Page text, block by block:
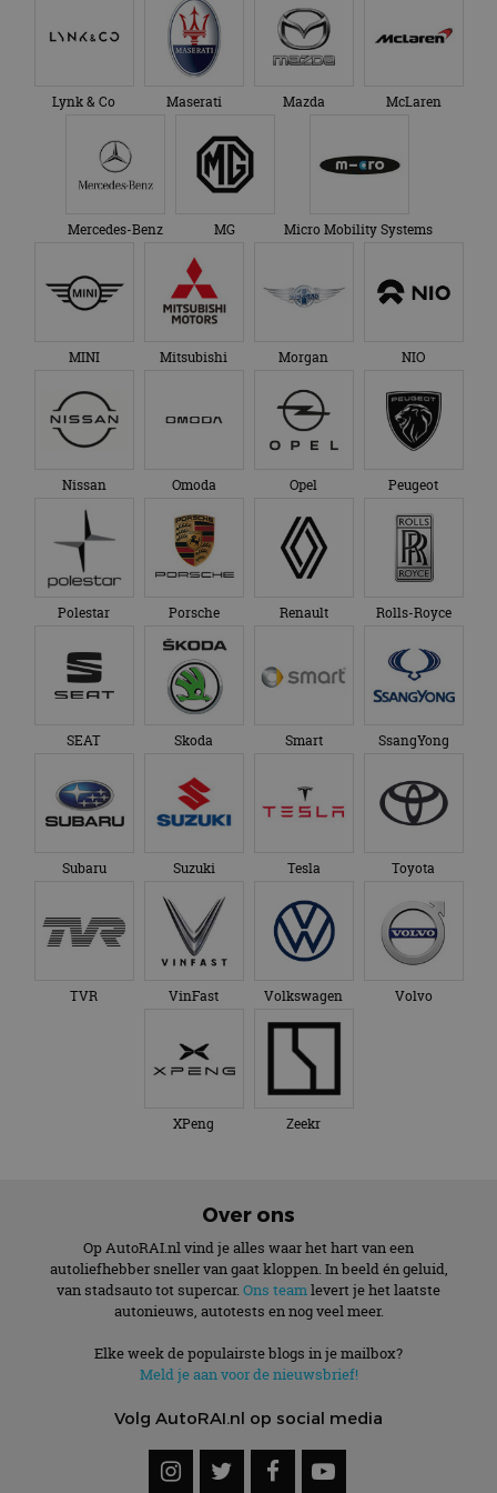
Lynk & Co Maserati Mazda McLaren
Mercedes-Benz MG Micro Mobility Systems
MINI Mitsubishi Morgan NIO
Nissan Omoda Opel Peugeot
Polestar Porsche Renault Rolls-Royce
SEAT Skoda Smart SsangYong
Subaru Suzuki Tesla Toyota
TVR VinFast Volkswagen Volvo
XPeng Zeekr
Over ons
Op AutoRAI.nl vind je alles waar het hart van een
autoliefhebber sneller van gaat kloppen. In beeld én geluid,
van stadsauto tot supercar. Ons teamlevert je het laatste
autonieuws, autotests en nog veel meer.
Elke week de populairste blogs in je mailbox?
Meld je aan voor de nieuwsbrief!
Volg AutoRAI.nl op social media